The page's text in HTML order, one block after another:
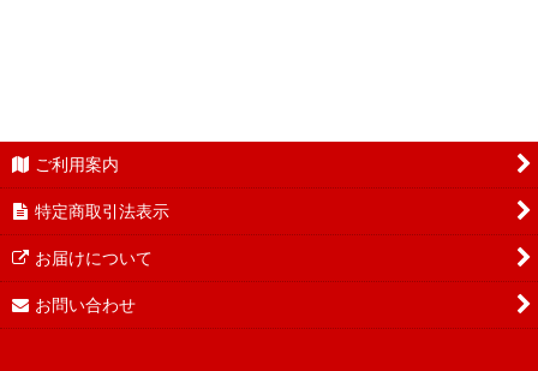
ご利用案内
特定商取引法表示
お届けについて
お問い合わせ